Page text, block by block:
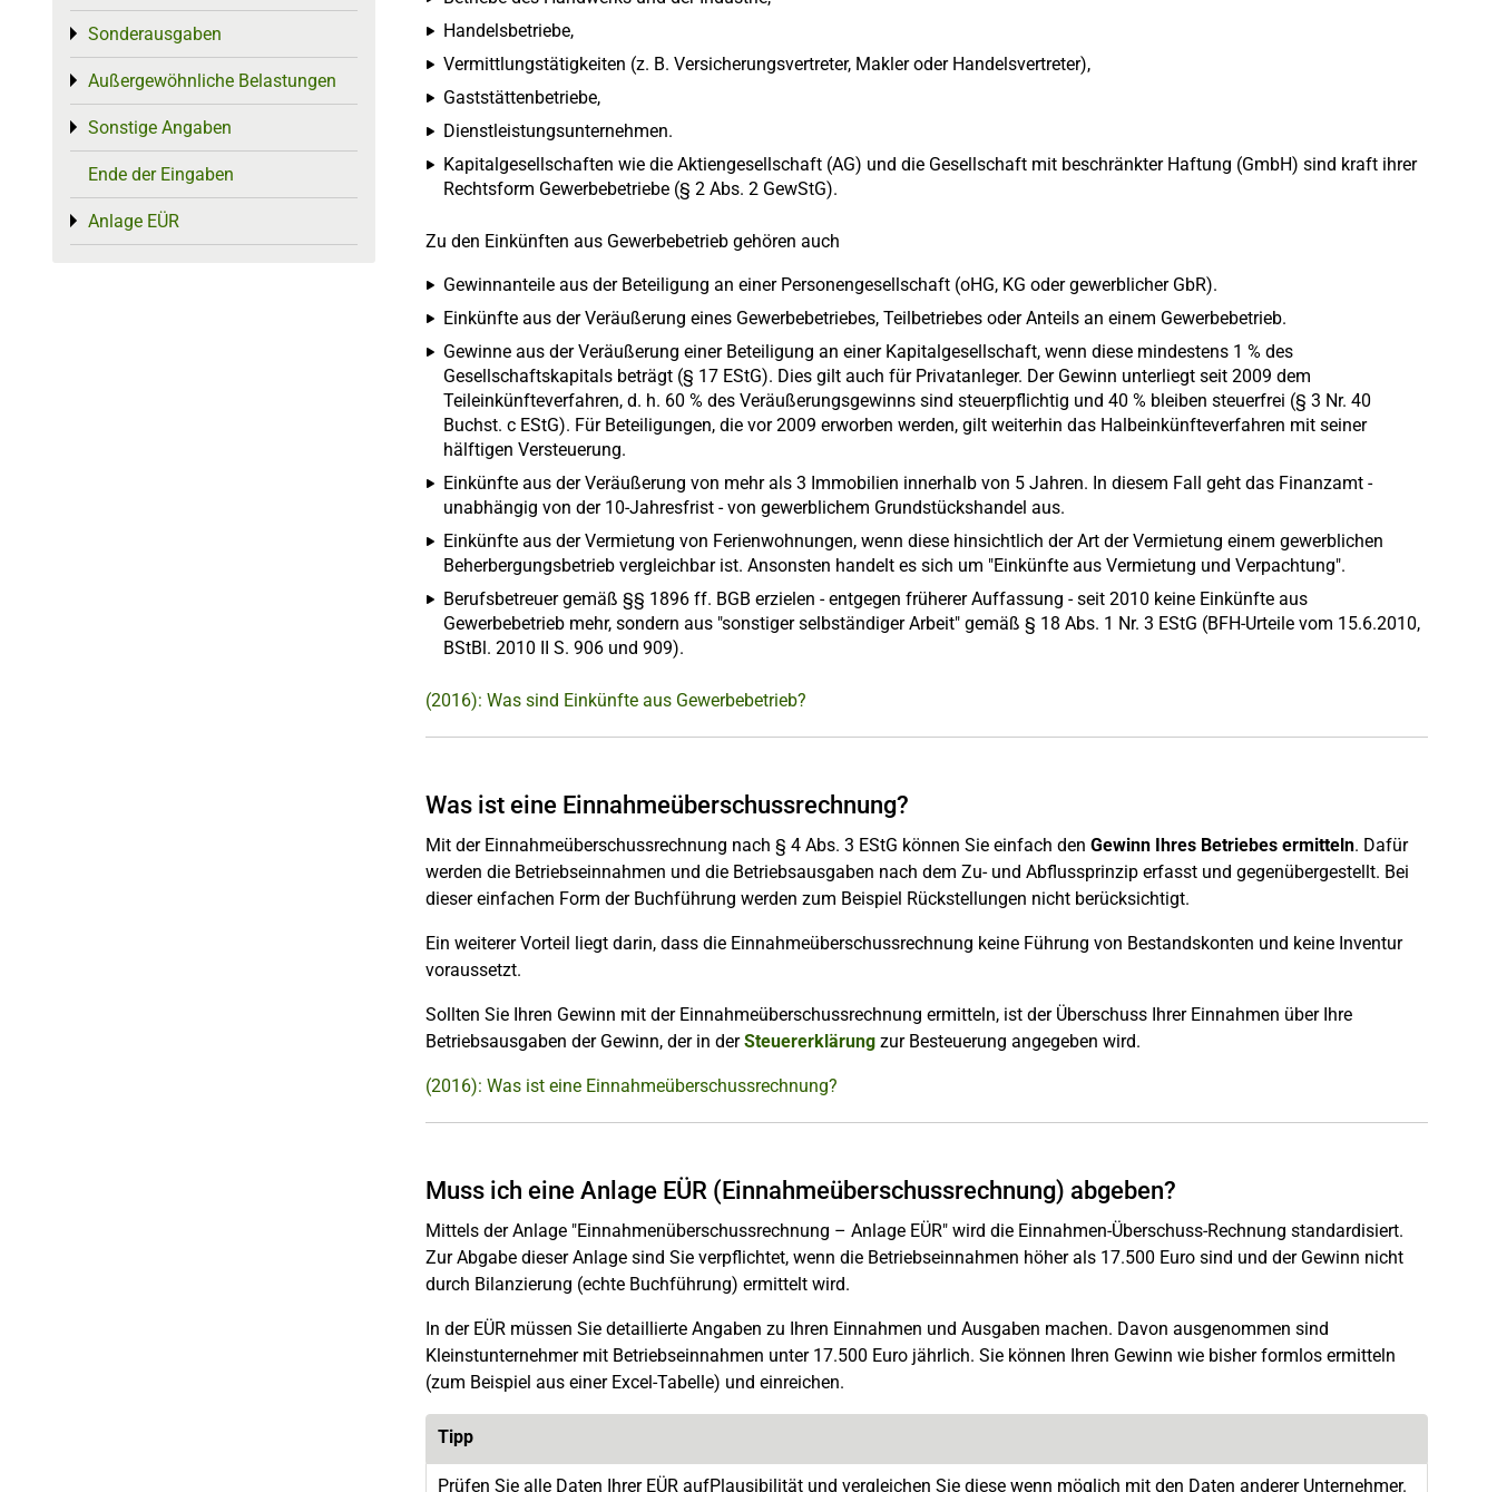
Handelsbetriebe,
Vermittlungstätigkeiten (z. B. Versicherungsvertreter, Makler oder Handelsvertreter),
Gaststättenbetriebe,
Dienstleistungsunternehmen.
Kapitalgesellschaften wie die Aktiengesellschaft (AG) und die Gesellschaft mit beschränkter Haftung (GmbH) sind kraft ihrer
Rechtsform Gewerbebetriebe (§ 2 Abs. 2 GewStG).
Zu den Einkünften aus Gewerbebetrieb gehören auch
Gewinnanteile aus der Beteiligung an einer Personengesellschaft (oHG, KG oder gewerblicher GbR).
Einkünfte aus der Veräußerung eines Gewerbebetriebes, Teilbetriebes oder Anteils an einem Gewerbebetrieb.
Gewinne aus der Veräußerung einer Beteiligung an einer Kapitalgesellschaft, wenn diese mindestens 1 % des
Gesellschaftskapitals beträgt (§ 17 EStG). Dies gilt auch für Privatanleger. Der Gewinn unterliegt seit 2009 dem
Teileinkünfteverfahren, d. h. 60 % des Veräußerungsgewinns sind steuerpflichtig und 40 % bleiben steuerfrei (§ 3 Nr. 40
Buchst. c EStG). Für Beteiligungen, die vor 2009 erworben werden, gilt weiterhin das Halbeinkünfteverfahren mit seiner
hälftigen Versteuerung.
Einkünfte aus der Veräußerung von mehr als 3 Immobilien innerhalb von 5 Jahren. In diesem Fall geht das Finanzamt -
unabhängig von der 10-Jahresfrist - von gewerblichem Grundstückshandel aus.
Einkünfte aus der Vermietung von Ferienwohnungen, wenn diese hinsichtlich der Art der Vermietung einem gewerblichen
Beherbergungsbetrieb vergleichbar ist. Ansonsten handelt es sich um "Einkünfte aus Vermietung und Verpachtung".
Berufsbetreuer gemäß §§ 1896 ff. BGB erzielen - entgegen früherer Auffassung - seit 2010 keine Einkünfte aus
Gewerbebetrieb mehr, sondern aus "sonstiger selbständiger Arbeit" gemäß § 18 Abs. 1 Nr. 3 EStG (BFH-Urteile vom 15.6.2010,
BStBl. 2010 II S. 906 und 909).
(2016): Was sind Einkünfte aus Gewerbebetrieb?
Was ist eine Einnahmeüberschussrechnung?
Mit der Einnahmeüberschussrechnung nach § 4 Abs. 3 EStG können Sie einfach den Gewinn Ihres Betriebes ermitteln. Dafür
werden die Betriebseinnahmen und die Betriebsausgaben nach dem Zu- und Abflussprinzip erfasst und gegenübergestellt. Bei
dieser einfachen Form der Buchführung werden zum Beispiel Rückstellungen nicht berücksichtigt.
Ein weiterer Vorteil liegt darin, dass die Einnahmeüberschussrechnung keine Führung von Bestandskonten und keine Inventur
voraussetzt.
Sollten Sie Ihren Gewinn mit der Einnahmeüberschussrechnung ermitteln, ist der Überschuss Ihrer Einnahmen über Ihre
Betriebsausgaben der Gewinn, der in derSteuererklärung zur Besteuerung angegeben wird.
(2016): Was ist eine Einnahmeüberschussrechnung?
Muss ich eine Anlage EÜR (Einnahmeüberschussrechnung) abgeben?
Mittels der Anlage "Einnahmenüberschussrechnung – Anlage EÜR" wird die Einnahmen-Überschuss-Rechnung standardisiert.
Zur Abgabe dieser Anlage sind Sie verpflichtet, wenn die Betriebseinnahmen höher als 17.500 Euro sind und der Gewinn nicht
durch Bilanzierung (echte Buchführung) ermittelt wird.
In der EÜR müssen Sie detaillierte Angaben zu Ihren Einnahmen und Ausgaben machen. Davon ausgenommen sind
Kleinstunternehmer mit Betriebseinnahmen unter 17.500 Euro jährlich. Sie können Ihren Gewinn wie bisher formlos ermitteln
(zum Beispiel aus einer Excel-Tabelle) und einreichen.
Tipp
Prüfen Sie alle Daten Ihrer EÜR aufPlausibilität und vergleichen Sie diese wenn möglich mit den Daten anderer Unternehmer.
Sonderausgaben
Toggle menu
Außergewöhnliche Belastungen
Toggle menu
Sonstige Angaben
Toggle menu
Ende der Eingaben
Anlage EÜR
Toggle menu